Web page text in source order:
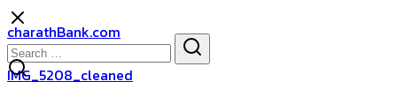
Skip
to
content
charathBank.com
Search
for:
IMG_5208_cleaned